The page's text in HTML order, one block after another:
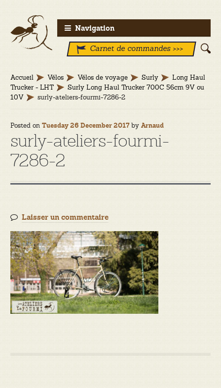
Aller
à
Aller
au
contenu
Navigation
Carnet de commandes >>>
Accueil Vélos Vélos de voyage Surly
Long Haul
Trucker - LHT
Surly Long Haul Trucker 700C 56cm 9V ou
10V
surly-ateliers-fourmi-7286-2
Posted on Tuesday 26 December 2017by Arnaud
surly-ateliers-fourmi-
7286-2
Laisser un commentaire